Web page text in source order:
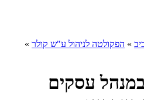
» הפקולטה לניהול ע"ש קולר »
עסקים